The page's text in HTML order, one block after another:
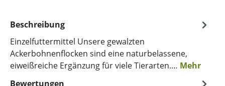
Beschreibung
Einzelfuttermittel Unsere gewalzten
Ackerbohnenflocken sind eine naturbelassene,
eiweißreiche Ergänzung für viele Tierarten.… Mehr
Bewertungen